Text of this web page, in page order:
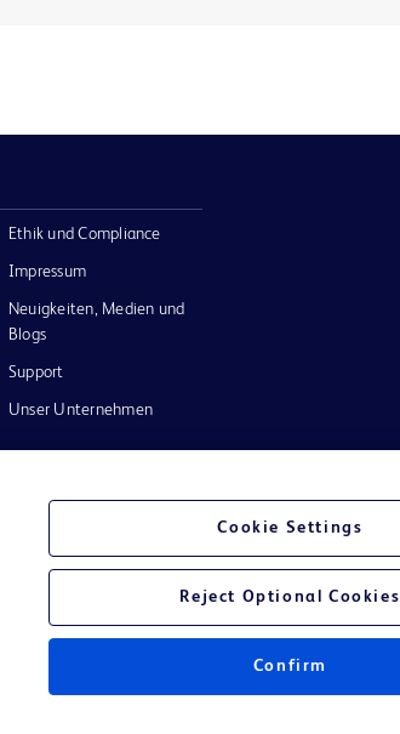
Ethik und Compliance
Impressum
Neuigkeiten, Medien und
Blogs
Support
Unser Unternehmen
Cookie Settings
Reject Optional Cookies
Confirm